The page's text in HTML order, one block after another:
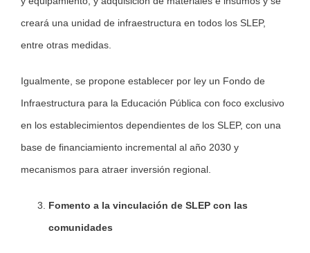
creará una unidad de infraestructura en todos los SLEP,
entre otras medidas.
Igualmente, se propone establecer por ley un Fondo de
Infraestructura para la Educación Pública con foco exclusivo
en los establecimientos dependientes de los SLEP, con una
base de financiamiento incremental al año 2030 y
mecanismos para atraer inversión regional.
Fomento a la vinculación de SLEP con las
comunidades